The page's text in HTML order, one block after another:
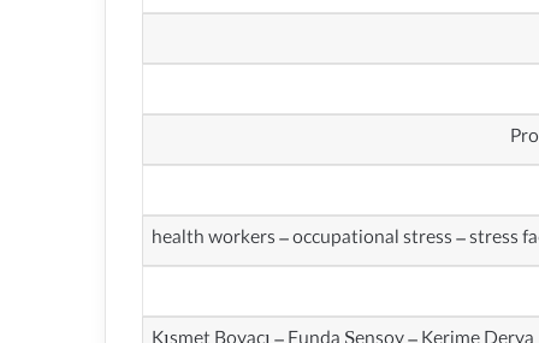
health workers – occupational stress – stress